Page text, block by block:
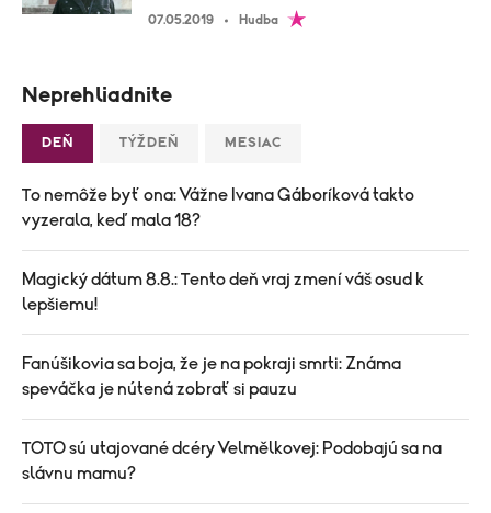
07.05.2019 Hudba
Neprehliadnite
DEŇ TÝŽDEŇ MESIAC
To nemôže byť ona: Vážne Ivana Gáboríková takto
vyzerala, keď mala 18?
Magický dátum 8.8.: Tento deň vraj zmení váš osud k
lepšiemu!
Fanúšikovia sa boja, že je na pokraji smrti: Známa
speváčka je nútená zobrať si pauzu
TOTO sú utajované dcéry Velmělkovej: Podobajú sa na
slávnu mamu?